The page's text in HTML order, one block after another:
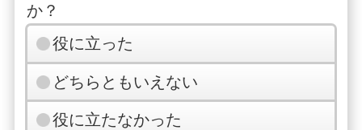
か？
役に立った
どちらともいえない
役に立たなかった